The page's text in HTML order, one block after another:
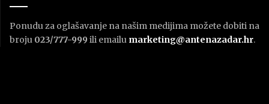
Ponudu za oglašavanje na našim medijima možete dobiti na
broju 023/777-999 ili emailu marketing@antenazadar.hr.